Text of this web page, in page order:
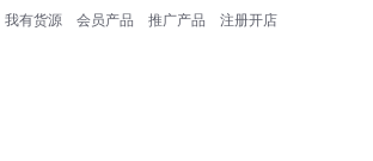
我有货源 会员产品 推广产品 注册开店